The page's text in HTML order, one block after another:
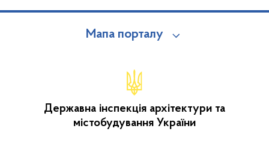
Мапа порталу
Державна інспекція архітектури та
містобудування України